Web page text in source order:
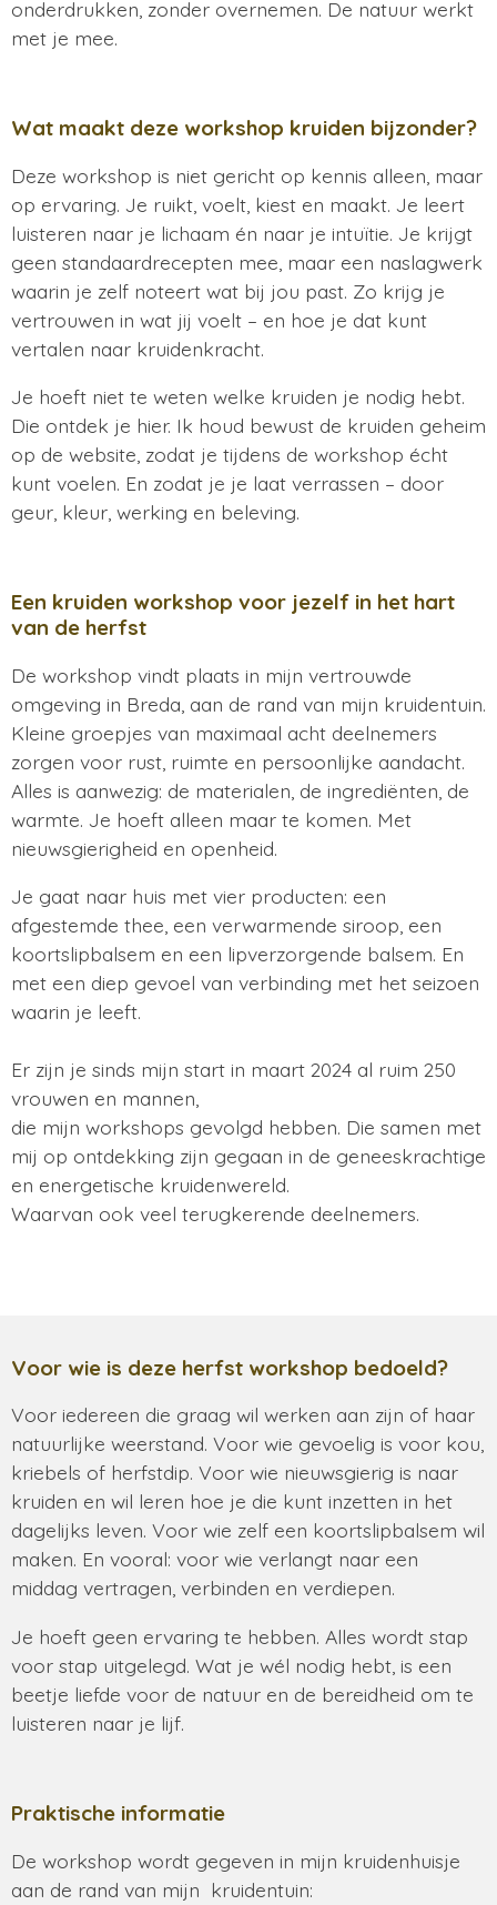
onderdrukken, zonder overnemen. De natuur werkt
met je mee.
Wat maakt deze workshop kruiden bijzonder?
Deze workshop is niet gericht op kennis alleen, maar
op ervaring. Je ruikt, voelt, kiest en maakt. Je leert
luisteren naar je lichaam én naar je intuïtie. Je krijgt
geen standaardrecepten mee, maar een naslagwerk
waarin je zelf noteert wat bij jou past. Zo krijg je
vertrouwen in wat jij voelt – en hoe je dat kunt
vertalen naar kruidenkracht.
Je hoeft niet te weten welke kruiden je nodig hebt.
Die ontdek je hier. Ik houd bewust de kruiden geheim
op de website, zodat je tijdens de workshop écht
kunt voelen. En zodat je je laat verrassen – door
geur, kleur, werking en beleving.
Een kruiden workshop voor jezelf in het hart
van de herfst
De workshop vindt plaats in mijn vertrouwde
omgeving in Breda, aan de rand van mijn kruidentuin.
Kleine groepjes van maximaal acht deelnemers
zorgen voor rust, ruimte en persoonlijke aandacht.
Alles is aanwezig: de materialen, de ingrediënten, de
warmte. Je hoeft alleen maar te komen. Met
nieuwsgierigheid en openheid.
Je gaat naar huis met vier producten: een
afgestemde thee, een verwarmende siroop, een
koortslipbalsem en een lipverzorgende balsem. En
met een diep gevoel van verbinding met het seizoen
waarin je leeft.
Er zijn je sinds mijn start in maart 2024 al ruim 250
vrouwen en mannen,
die mijn workshops gevolgd hebben. Die samen met
mij op ontdekking zijn gegaan in de geneeskrachtige
en energetische kruidenwereld.
Waarvan ook veel terugkerende deelnemers.
Voor wie is deze herfst workshop bedoeld?
Voor iedereen die graag wil werken aan zijn of haar
natuurlijke weerstand. Voor wie gevoelig is voor kou,
kriebels of herfstdip. Voor wie nieuwsgierig is naar
kruiden en wil leren hoe je die kunt inzetten in het
dagelijks leven. Voor wie zelf een koortslipbalsem wil
maken. En vooral: voor wie verlangt naar een
middag vertragen, verbinden en verdiepen.
Je hoeft geen ervaring te hebben. Alles wordt stap
voor stap uitgelegd. Wat je wél nodig hebt, is een
beetje liefde voor de natuur en de bereidheid om te
luisteren naar je lijf.
Praktische informatie
De workshop wordt gegeven in mijn kruidenhuisje
aan de rand van mijn kruidentuin: